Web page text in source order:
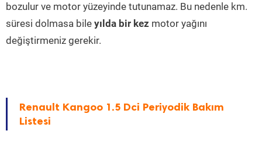
bozulur ve motor yüzeyinde tutunamaz. Bu nedenle km.
süresi dolmasa bile yılda bir kez motor yağını
değiştirmeniz gerekir.
Renault Kangoo 1.5 Dci Periyodik Bakım
Listesi